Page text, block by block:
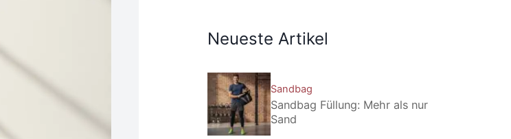
Neueste Artikel
Sandbag
Sandbag Füllung: Mehr als nur
Sand